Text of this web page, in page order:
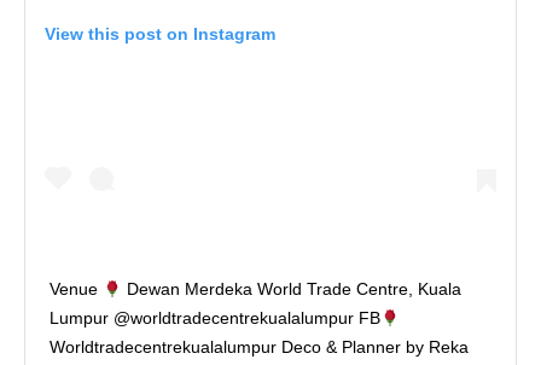
View this post on Instagram
Venue
Dewan Merdeka World Trade Centre, Kuala
Lumpur @worldtradecentrekualalumpur FB
Worldtradecentrekualalumpur Deco & Planner by Reka